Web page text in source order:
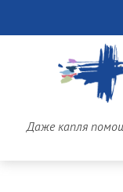
Даже капля